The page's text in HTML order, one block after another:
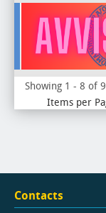
Showing 1 - 8 of
Items per
Contacts